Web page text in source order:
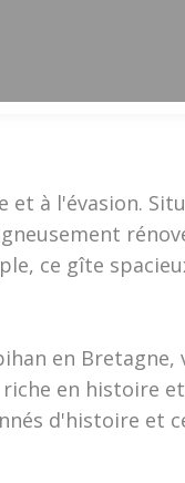
à l'évasion.
ce gîte
en Bretagne,
en histoire
d'histoire et